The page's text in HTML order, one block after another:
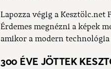
Lapozza végig a Kesztölc.net
Érdemes megnézni a képek
amikor a modern
300 ÉVE JÖTTEK